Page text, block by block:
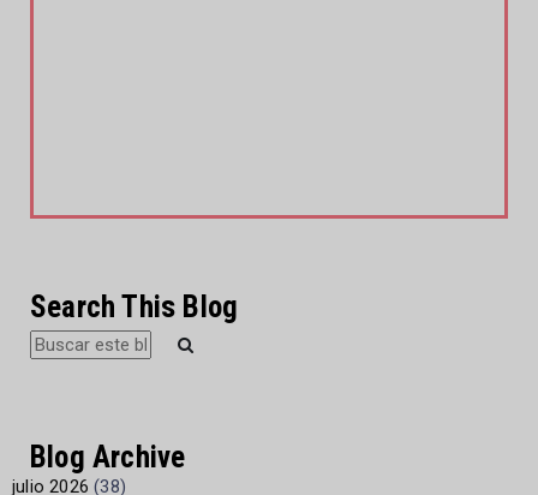
Search This Blog
Blog Archive
julio 2026 (38)